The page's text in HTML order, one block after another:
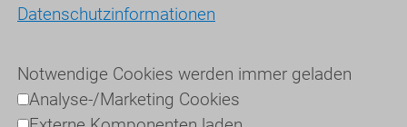
Datenschutzinformationen
Notwendige Cookies werden immer geladen
Analyse-/Marketing Cookies